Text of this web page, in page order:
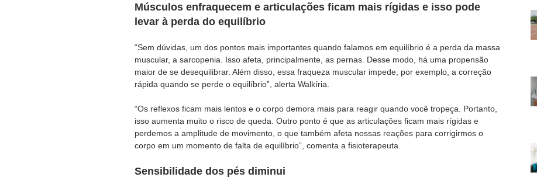
Músculos enfraquecem e articulações ficam mais rígidas e isso pode
levar à perda do equilíbrio
“Sem dúvidas, um dos pontos mais importantes quando falamos em equilíbrio é a perda da massa
muscular, a sarcopenia. Isso afeta, principalmente, as pernas. Desse modo, há uma propensão
maior de se desequilibrar. Além disso, essa fraqueza muscular impede, por exemplo, a correção
rápida quando se perde o equilíbrio”, alerta Walkíria.
“Os reflexos ficam mais lentos e o corpo demora mais para reagir quando você tropeça. Portanto,
isso aumenta muito o risco de queda. Outro ponto é que as articulações ficam mais rígidas e
perdemos a amplitude de movimento, o que também afeta nossas reações para corrigirmos o
corpo em um momento de falta de equilíbrio”, comenta a fisioterapeuta.
Sensibilidade dos pés diminui